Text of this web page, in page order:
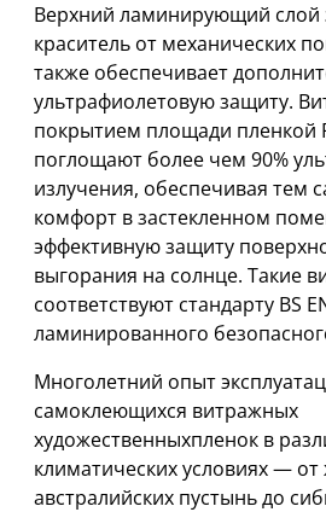
Верхний ламинирующий
краситель от механических
также обеспечивает
ультрафиолетовую защиту.
покрытием площади пленкой
поглощают более чем 90%
излучения, обеспечивая тем
комфорт в застекленном
эффективную защиту
выгорания на солнце. Такие
соответствуют стандарту BS
ламинированного
Многолетний опыт
самоклеющихся витражных
художественныхпленок в
климатических условиях —
австралийских пустынь до